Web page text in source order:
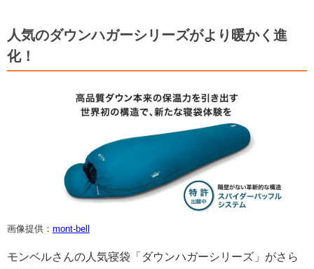
人気のダウンハガーシリーズがより暖かく進
化！
画像提供： mont-bell
モンベルさんの人気寝袋「ダウンハガーシリーズ」がさら